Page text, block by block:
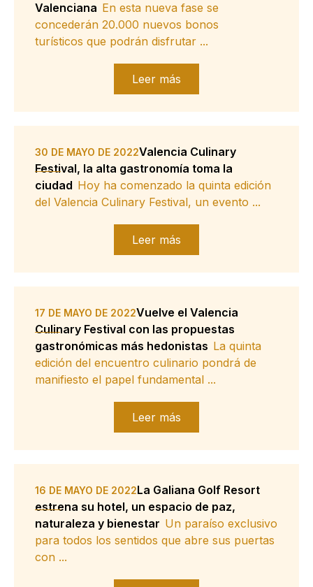
Valenciana En esta nueva fase se
concederán 20.000 nuevos bonos
turísticos que podrán disfrutar ...
Leer más
30 DE MAYO DE 2022Valencia Culinary
Festival, la alta gastronomía toma la
ciudad Hoy ha comenzado la quinta edición
del Valencia Culinary Festival, un evento ...
Leer más
17 DE MAYO DE 2022Vuelve el Valencia
Culinary Festival con las propuestas
gastronómicas más hedonistas La quinta
edición del encuentro culinario pondrá de
manifiesto el papel fundamental ...
Leer más
16 DE MAYO DE 2022La Galiana Golf Resort
estrena su hotel, un espacio de paz,
naturaleza y bienestar Un paraíso exclusivo
para todos los sentidos que abre sus puertas
con ...